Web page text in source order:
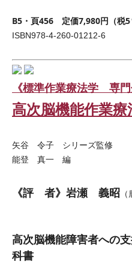
B5・頁456 定価7,980円（税5
ISBN978-4-260-01212-6
《標準作業療法学 専門
高次脳機能作業療
矢谷 令子 シリーズ監修
能登 真一 編
《評 者》岩瀬 義昭
高次脳機能障害者への
科書